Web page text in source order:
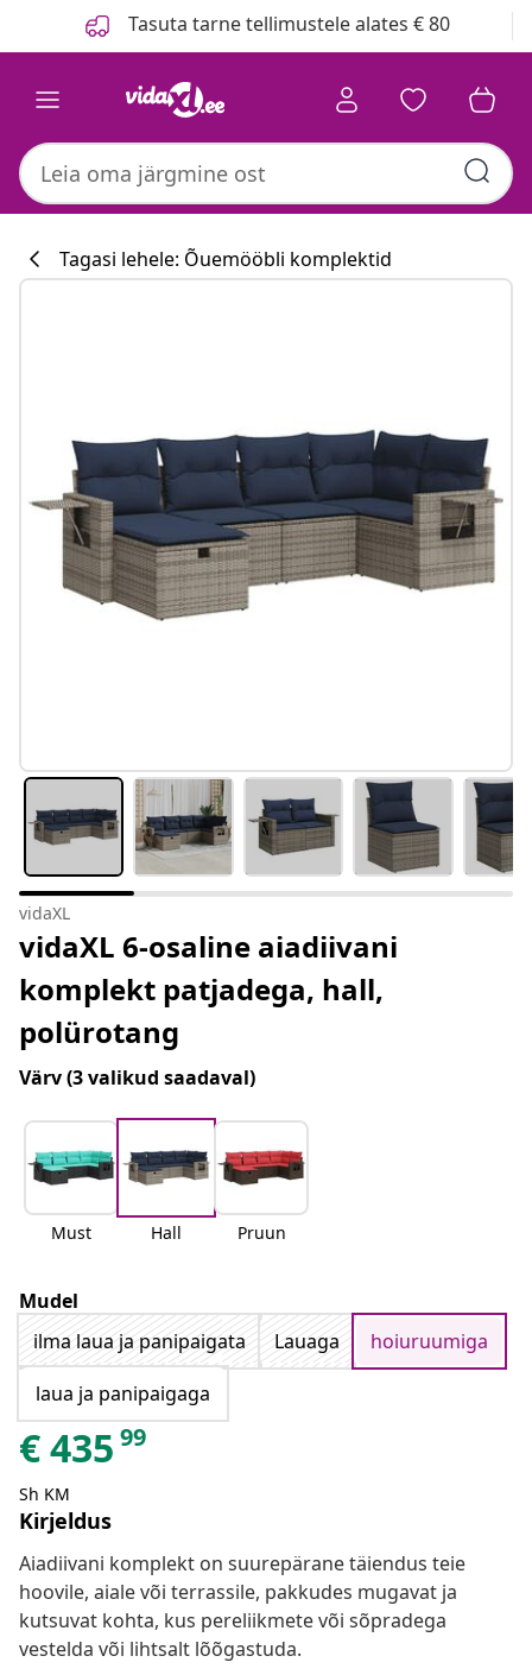
Tasuta tarne tellimustele alates € 80
#sharemevidaxl
Tagasi lehele: Õuemööbli komplektid
vidaXL
vidaXL 6-osaline aiadiivani
komplekt patjadega, hall,
polürotang
Värv(3 valikud saadaval)
Must Hall Pruun
Mudel
ilma laua ja panipaigata
Lauaga
hoiuruumiga
laua ja panipaigaga
€435 99
Sh KM
Kirjeldus
Aiadiivani komplekt on suurepärane täiendus teie
hoovile, aiale või terrassile, pakkudes mugavat ja
kutsuvat kohta, kus pereliikmete või sõpradega
vestelda või lihtsalt lõõgastuda.